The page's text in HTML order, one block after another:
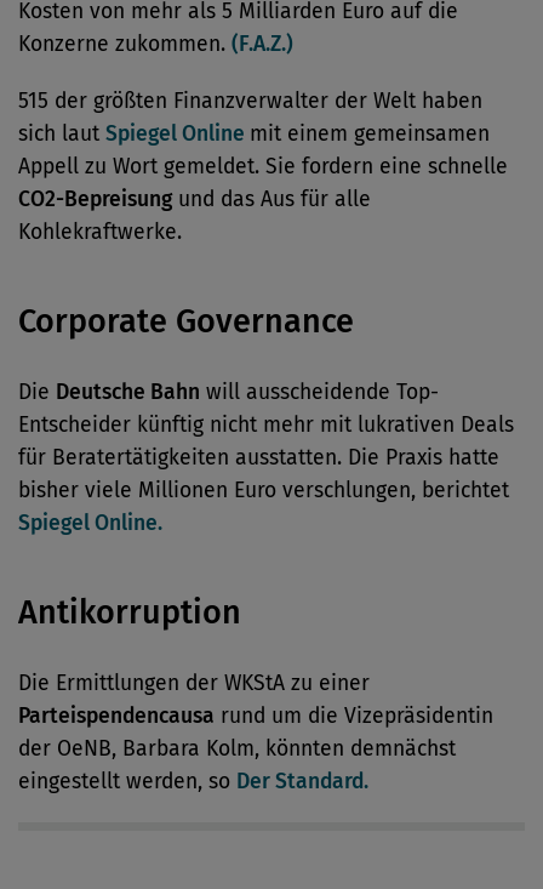
Kosten von mehr als 5 Milliarden Euro auf die
Konzerne zukommen. (F.A.Z.)
515 der größten Finanzverwalter der Welt haben
sich laut Spiegel Online mit einem gemeinsamen
Appell zu Wort gemeldet. Sie fordern eine schnelle
CO2-Bepreisungund das Aus für alle
Kohlekraftwerke.
Corporate Governance
Die Deutsche Bahn will ausscheidende Top-
Entscheider künftig nicht mehr mit lukrativen Deals
für Beratertätigkeiten ausstatten. Die Praxis hatte
bisher viele Millionen Euro verschlungen, berichtet
Spiegel Online.
Antikorruption
Die Ermittlungen der WKStA zu einer
Parteispendencausa rund um die Vizepräsidentin
der OeNB, Barbara Kolm, könnten demnächst
eingestellt werden, so Der Standard.